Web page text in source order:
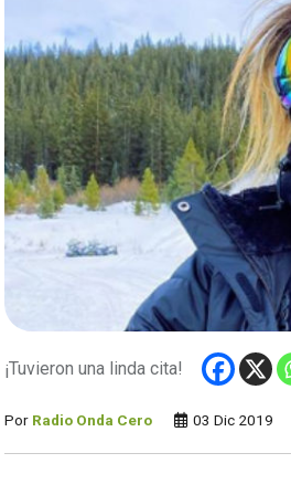
¡Tuvieron una linda cita!
Por Radio Onda Cero 03 Dic 2019